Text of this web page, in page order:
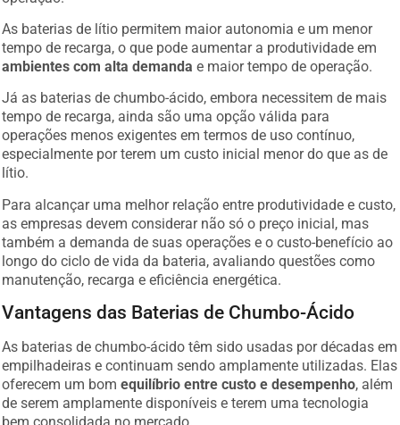
As baterias de lítio permitem maior autonomia e um menor
tempo de recarga, o que pode aumentar a produtividade em
ambientes com alta demanda e maior tempo de operação.
Já as baterias de chumbo-ácido, embora necessitem de mais
tempo de recarga, ainda são uma opção válida para
operações menos exigentes em termos de uso contínuo,
especialmente por terem um custo inicial menor do que as de
lítio.
Para alcançar uma melhor relação entre produtividade e custo,
as empresas devem considerar não só o preço inicial, mas
também a demanda de suas operações e o custo-benefício ao
longo do ciclo de vida da bateria, avaliando questões como
manutenção, recarga e eficiência energética.
Vantagens das Baterias de Chumbo-Ácido
As baterias de chumbo-ácido têm sido usadas por décadas em
empilhadeiras e continuam sendo amplamente utilizadas. Elas
oferecem um bom equilíbrio entre custo e desempenho , além
de serem amplamente disponíveis e terem uma tecnologia
bem consolidada no mercado.